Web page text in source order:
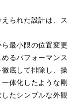
られた設計は、
最小限の位置変
めるパフォーマン
底して排除し、
体化したような
たシンプルな外